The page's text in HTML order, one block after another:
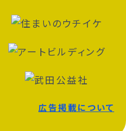
広告掲載について